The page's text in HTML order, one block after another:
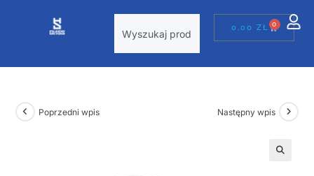
0,00ZŁ 0
Poprzedni wpis Następny wpis